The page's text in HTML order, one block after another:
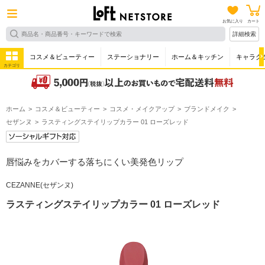
お気に入り カート
詳細検索
カテゴリ
コスメ＆ビューティー ステーショナリー ホーム＆キッチン キャラク
ホーム コスメ＆ビューティー コスメ・メイクアップ
ブランドメイク
セザンヌ
ラスティングステイリップカラー 01 ローズレッド
唇悩みをカバーする落ちにくい美発色リップ
CEZANNE(セザンヌ)
ラスティングステイリップカラー 01 ローズレッド